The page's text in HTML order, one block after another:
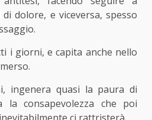
dolore, e viceversa, spesso
i giorni, e capita anche nello
ingenera quasi la paura di
consapevolezza che poi